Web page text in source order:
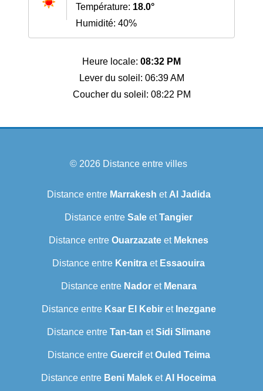
Température: 18.0°
Humidité: 40%
Heure locale: 08:32 PM
Lever du soleil: 06:39 AM
Coucher du soleil: 08:22 PM
© 2026 Distance entre villes
Distance entre Marrakesh et Al Jadida
Distance entre Sale etTangier
Distance entre Ouarzazate et Meknes
Distance entre Kenitra et Essaouira
Distance entre Nadoret Menara
Distance entre Ksar El Kebiret Inezgane
Distance entre Tan-tan etSidi Slimane
Distance entre GuercifetOuled Teima
Distance entre Beni Malek et Al Hoceima